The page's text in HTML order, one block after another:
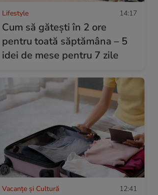
Lifestyle 14:17
Cum să gătești în 2 ore
pentru toată săptămâna – 5
idei de mese pentru 7 zile
Vacanțe și Cultură 12:41